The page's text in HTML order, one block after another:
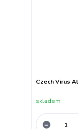
Czech Virus
skladem